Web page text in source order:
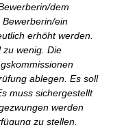
dem
ein
erhöht werden.
zu wenig. Die
ablegen. Es soll
muss sichergestellt
werden
zu stellen.